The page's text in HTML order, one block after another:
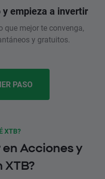
empieza a invertir
que mejor te convenga,
y gratuitos.
PASO
XTB?
en Acciones y
XTB?